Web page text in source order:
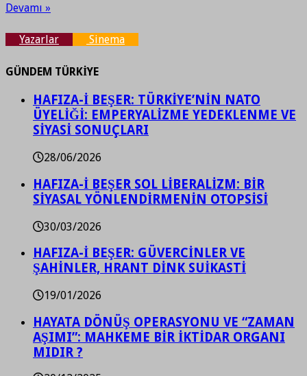
Devamı »
Yazarlar Sinema
GÜNDEM TÜRKİYE
HAFIZA-İ BEŞER: TÜRKİYE’NİN NATO
ÜYELİĞİ: EMPERYALİZME YEDEKLENME VE
SİYASİ SONUÇLARI
28/06/2026
HAFIZA-İ BEŞER SOL LİBERALİZM: BİR
SİYASAL YÖNLENDİRMENİN OTOPSİSİ
30/03/2026
HAFIZA-İ BEŞER: GÜVERCİNLER VE
ŞAHİNLER, HRANT DİNK SUİKASTİ
19/01/2026
HAYATA DÖNÜŞ OPERASYONU VE “ZAMAN
AŞIMI”: MAHKEME BİR İKTİDAR ORGANI
MIDIR ?